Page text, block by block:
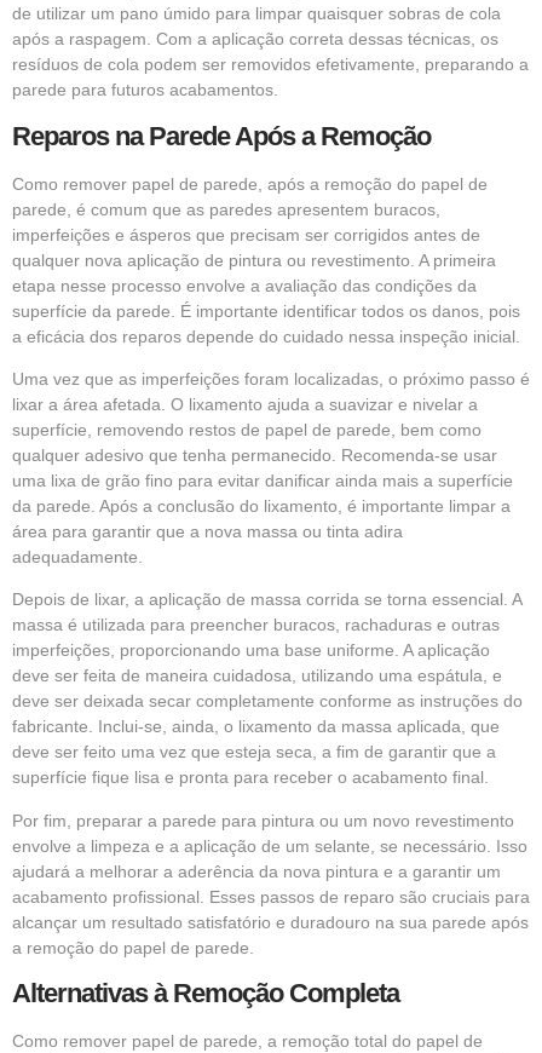
de utilizar um pano úmido para limpar quaisquer sobras de cola
após a raspagem. Com a aplicação correta dessas técnicas, os
resíduos de cola podem ser removidos efetivamente, preparando a
parede para futuros acabamentos.
Reparos na Parede Após a Remoção
Como remover papel de parede, após a remoção do papel de
parede, é comum que as paredes apresentem buracos,
imperfeições e ásperos que precisam ser corrigidos antes de
qualquer nova aplicação de pintura ou revestimento. A primeira
etapa nesse processo envolve a avaliação das condições da
superfície da parede. É importante identificar todos os danos, pois
a eficácia dos reparos depende do cuidado nessa inspeção inicial.
Uma vez que as imperfeições foram localizadas, o próximo passo é
lixar a área afetada. O lixamento ajuda a suavizar e nivelar a
superfície, removendo restos de papel de parede, bem como
qualquer adesivo que tenha permanecido. Recomenda-se usar
uma lixa de grão fino para evitar danificar ainda mais a superfície
da parede. Após a conclusão do lixamento, é importante limpar a
área para garantir que a nova massa ou tinta adira
adequadamente.
Depois de lixar, a aplicação de massa corrida se torna essencial. A
massa é utilizada para preencher buracos, rachaduras e outras
imperfeições, proporcionando uma base uniforme. A aplicação
deve ser feita de maneira cuidadosa, utilizando uma espátula, e
deve ser deixada secar completamente conforme as instruções do
fabricante. Inclui-se, ainda, o lixamento da massa aplicada, que
deve ser feito uma vez que esteja seca, a fim de garantir que a
superfície fique lisa e pronta para receber o acabamento final.
Por fim, preparar a parede para pintura ou um novo revestimento
envolve a limpeza e a aplicação de um selante, se necessário. Isso
ajudará a melhorar a aderência da nova pintura e a garantir um
acabamento profissional. Esses passos de reparo são cruciais para
alcançar um resultado satisfatório e duradouro na sua parede após
a remoção do papel de parede.
Alternativas à Remoção Completa
Como remover papel de parede, a remoção total do papel de